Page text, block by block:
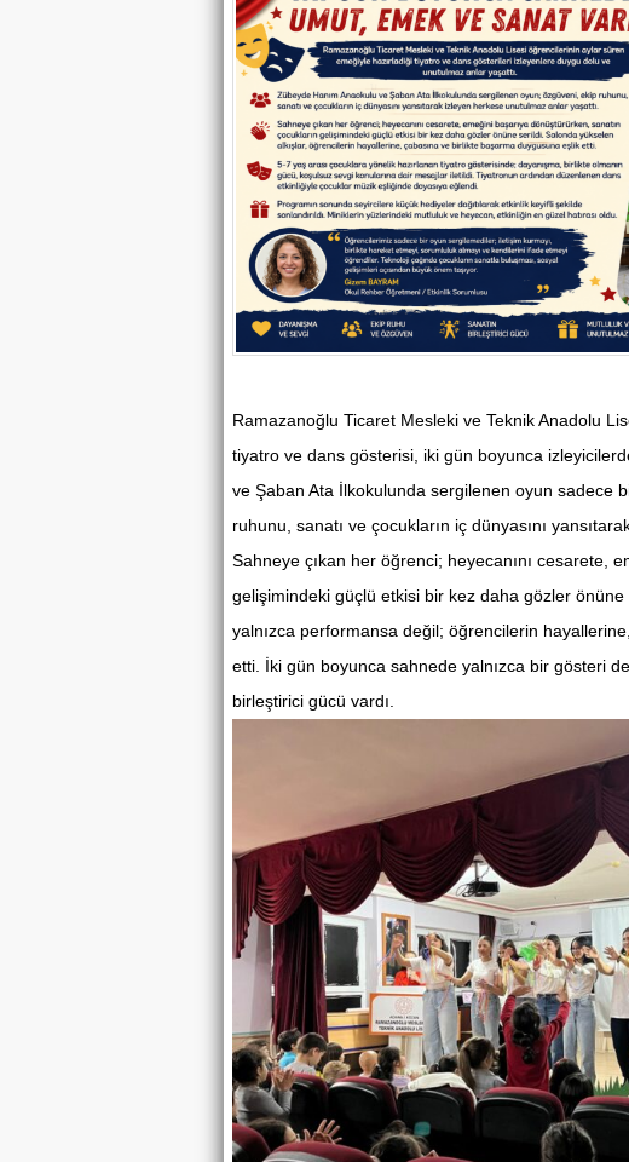
Ramazanoğlu Ticaret Mesleki ve Teknik Anadolu
tiyatro ve dans gösterisi, iki gün boyunca
ve Şaban Ata İlkokulunda sergilenen oyun sadece
ruhunu, sanatı ve çocukların iç dünyasını
Sahneye çıkan her öğrenci; heyecanını cesarete,
gelişimindeki güçlü etkisi bir kez daha gözler
yalnızca performansa değil; öğrencilerin
etti. İki gün boyunca sahnede yalnızca bir gösteri
birleştirici gücü vardı.